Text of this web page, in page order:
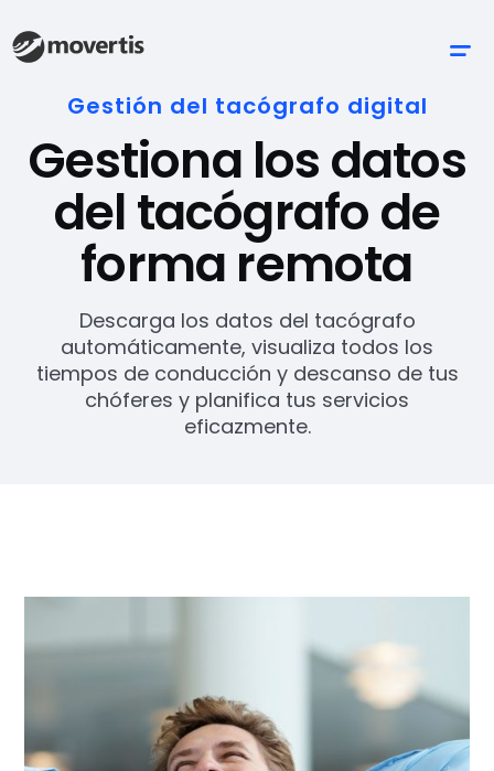
Gestión del tacógrafo digital
Gestiona los datos
del tacógrafo de
forma remota
Descarga los datos del tacógrafo
automáticamente, visualiza todos los
tiempos de conducción y descanso de tus
chóferes y planifica tus servicios
eficazmente.